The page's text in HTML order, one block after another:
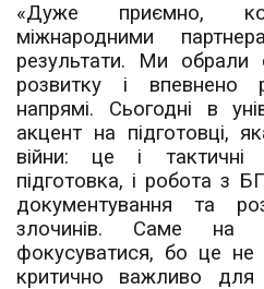
«Дуже приємно,
міжнародними
результати. Ми обрали
розвитку і впевнено
напрямі. Сьогодні в
акцент на підготовці,
війни: це і тактичні
підготовка, і робота з
документування та
злочинів. Саме
фокусуватися, бо це
критично важливо